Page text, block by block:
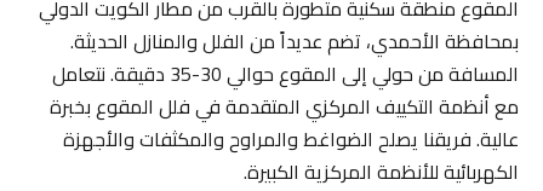
المقوع منطقة سكنية متطورة بالقرب من مطار الكويت الدولي
بمحافظة الأحمدي، تضم عديداً من الفلل والمنازل الحديثة.
المسافة من حولي إلى المقوع حوالي 30-35 دقيقة. نتعامل
مع أنظمة التكييف المركزي المتقدمة في فلل المقوع بخبرة
عالية. فريقنا يصلح الضواغط والمراوح والمكثفات والأجهزة
الكهربائية للأنظمة المركزية الكبيرة.